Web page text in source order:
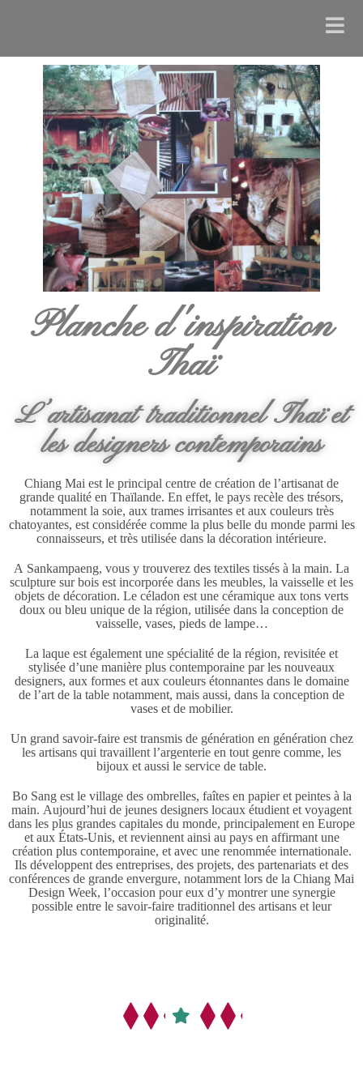
Planche d'inspiration
Thaï
L’artisanat traditionnel Thaï et
les designers contemporains
Chiang Mai est le principal centre de création de l’artisanat de
grande qualité en Thaïlande. En effet, le pays recèle des trésors,
notamment la soie, aux trames irrisantes et aux couleurs très
chatoyantes, est considérée comme la plus belle du monde parmi les
connaisseurs, et très utilisée dans la décoration intérieure.
A Sankampaeng, vous y trouverez des textiles tissés à la main. La
sculpture sur bois est incorporée dans les meubles, la vaisselle et les
objets de décoration. Le céladon est une céramique aux tons verts
doux ou bleu unique de la région, utilisée dans la conception de
vaisselle, vases, pieds de lampe…
La laque est également une spécialité de la région, revisitée et
stylisée d’une manière plus contemporaine par les nouveaux
designers, aux formes et aux couleurs étonnantes dans le domaine
de l’art de la table notamment, mais aussi, dans la conception de
vases et de mobilier.
Un grand savoir-faire est transmis de génération en génération chez
les artisans qui travaillent l’argenterie en tout genre comme, les
bijoux et aussi le service de table.
Bo Sang est le village des ombrelles, faîtes en papier et peintes à la
main. Aujourd’hui de jeunes designers locaux étudient et voyagent
dans les plus grandes capitales du monde, principalement en Europe
et aux États-Unis, et reviennent ainsi au pays en affirmant une
création plus contemporaine, et avec une renommée internationale.
Ils développent des entreprises, des projets, des partenariats et des
conférences de grande envergure, notamment lors de la Chiang Mai
Design Week, l’occasion pour eux d’y montrer une synergie
possible entre le savoir-faire traditionnel des artisans et leur
originalité.